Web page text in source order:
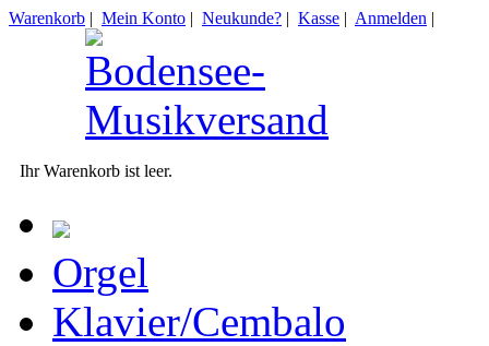
Warenkorb | Mein Konto | Neukunde? | Kasse | Anmelden |
Ihr Warenkorb ist leer.
Orgel
Klavier/Cembalo